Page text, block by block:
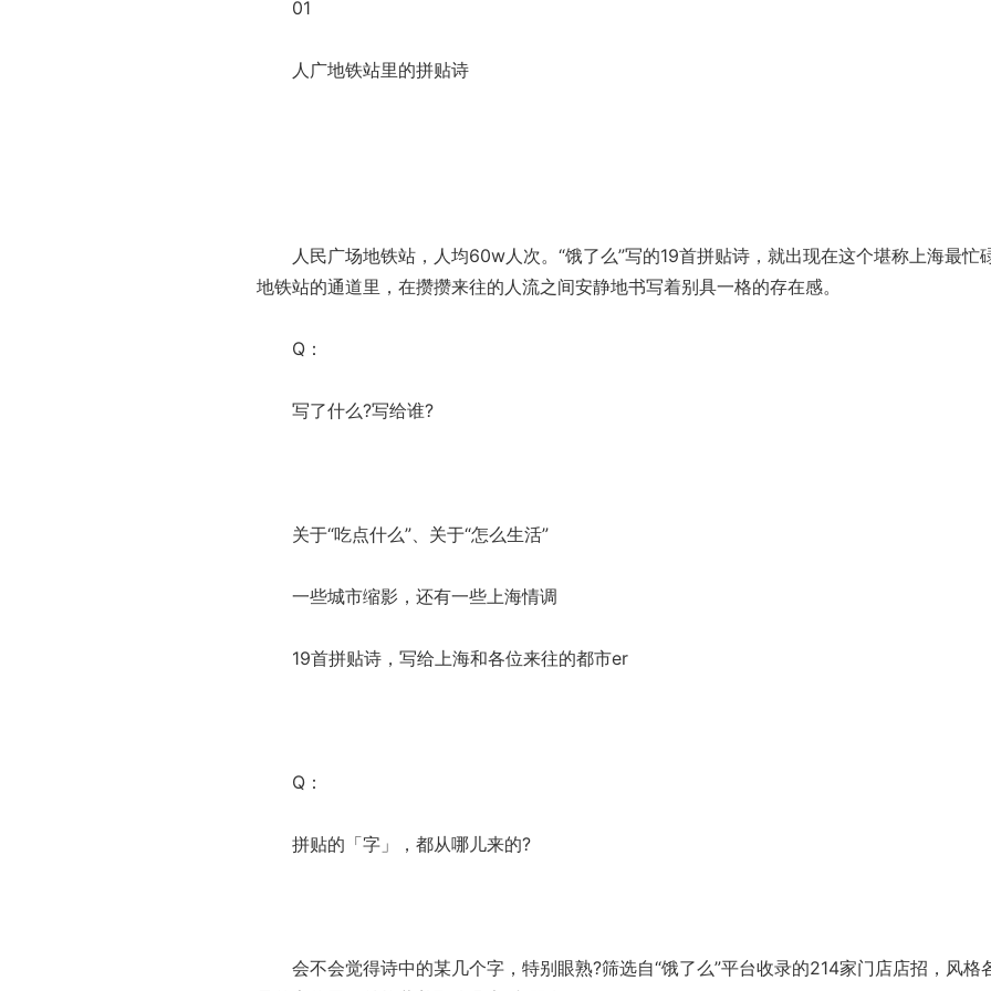
01
人广地铁站里的拼贴诗
人民广场地铁站，人均60w人次。“饿了么”写的19首拼贴诗，就出现在这个堪称上海最忙
地铁站的通道里，在攒攒来往的人流之间安静地书写着别具一格的存在感。
Q：
写了什么?写给谁?
关于“吃点什么”、关于“怎么生活”
一些城市缩影，还有一些上海情调
19首拼贴诗，写给上海和各位来往的都市er
Q：
拼贴的「字」，都从哪儿来的?
会不会觉得诗中的某几个字，特别眼熟?筛选自“饿了么”平台收录的214家门店店招，风格